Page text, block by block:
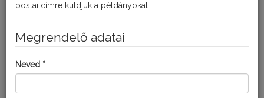
naspolya)
permetezéssel javasolt kijuttatni.Tűzelhalásellen a
postai címre küldjük a példányokat.
Megrendelő adatai
Neved *